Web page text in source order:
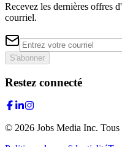
Recevez les dernières offres
courriel.
S'abonner
Restez connecté
© 2026 Jobs Media Inc. Tous